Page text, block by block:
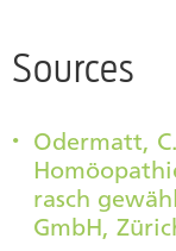
Sources
Odermatt,
rasch
GmbH,